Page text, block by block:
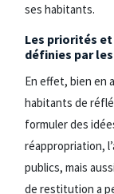
ses habitants.
Les priorités
définies par
En effet, bien en
habitants de
formuler des
réappropriation,
publics, mais
de restitution a